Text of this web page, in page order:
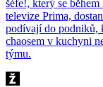
šéfe!, který se
televize Prima,
podívají do podniků,
chaosem v kuchyni
týmu.